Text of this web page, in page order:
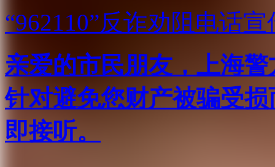
“962110”反诈劝阻电话宣
亲爱的市民朋友，上海
针对避免您财产被骗受
即接听。